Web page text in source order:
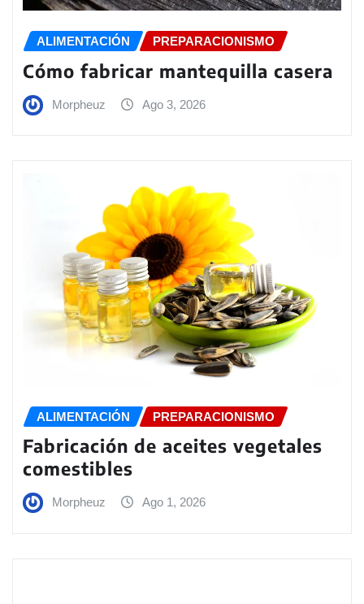
ALIMENTACIÓN PREPARACIONISMO
Cómo fabricar mantequilla casera
Morpheuz Ago 3, 2026
ALIMENTACIÓN PREPARACIONISMO
Fabricación de aceites vegetales
comestibles
Morpheuz Ago 1, 2026